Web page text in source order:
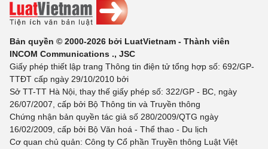
Bản quyền © 2000-2026 bởi LuatVietnam - Thành viên
INCOM Communications ., JSC
Giấy phép thiết lập trang Thông tin điện tử tổng hợp số: 692/GP-
TTĐT cấp ngày 29/10/2010 bởi
Sở TT-TT Hà Nội, thay thế giấy phép số: 322/GP - BC, ngày
26/07/2007, cấp bởi Bộ Thông tin và Truyền thông
Chứng nhận bản quyền tác giả số 280/2009/QTG ngày
16/02/2009, cấp bởi Bộ Văn hoá - Thể thao - Du lịch
Cơ quan chủ quản: Công ty Cổ phần Truyền thông Luật Việt